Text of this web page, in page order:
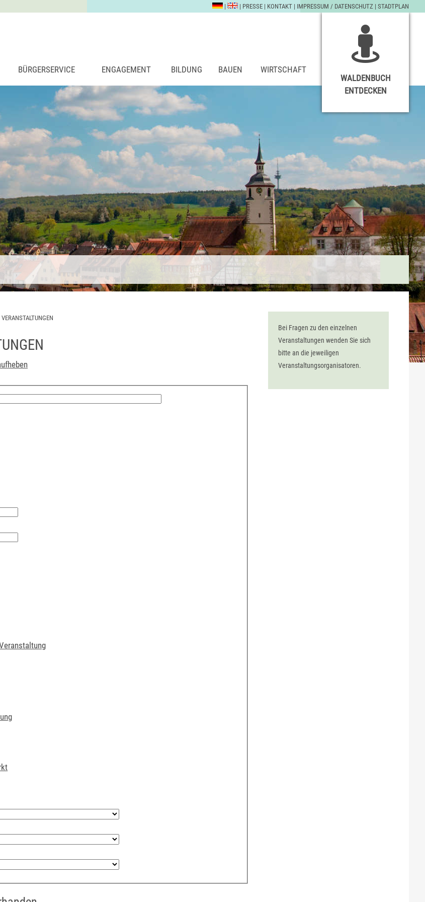
| | PRESSE | KONTAKT | IMPRESSUM / DATENSCHUTZ | STADTPLAN
BÜRGERSERVICE ENGAGEMENT BILDUNG BAUEN
WIRTSCHAFT
WALDENBUCH
ENTDECKEN
VERANSTALTUNGEN
Bei Fragen zu den einzelnen
Veranstaltungen wenden Sie sich
bitte an die jeweiligen
Veranstaltungsorganisatoren.